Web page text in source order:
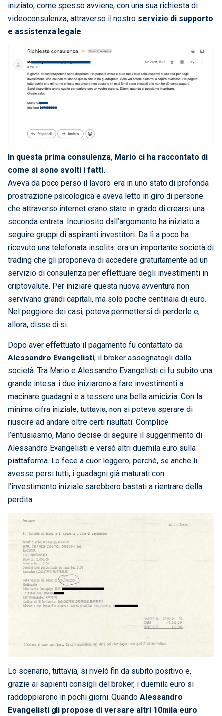
iniziato, come spesso avviene, con una sua richiesta di
videoconsulenza, attraverso il nostro servizio di supporto
e assistenza legale.
In questa prima consulenza, Mario ci ha raccontato di
come si sono svolti i fatti.
Aveva da poco perso il lavoro, era in uno stato di profonda
prostrazione psicologica e aveva letto in giro di persone
che attraverso internet erano state in grado di crearsi una
seconda entrata. Incuriosito dall’argomento ha iniziato a
seguire gruppi di aspiranti investitori. Da lì a poco ha
ricevuto una telefonata insolita: era un importante società di
trading che gli proponeva di accedere gratuitamente ad un
servizio di consulenza per effettuare degli investimenti in
criptovalute. Per iniziare questa nuova avventura non
servivano grandi capitali, ma solo poche centinaia di euro.
Nel peggiore dei casi, poteva permettersi di perderle e,
allora, disse di si.
Dopo aver effettuato il pagamento fu contattato da
Alessandro Evangelisti, il broker assegnatogli dalla
società. Tra Mario e Alessandro Evangelisti ci fu subito una
grande intesa: i due iniziarono a fare investimenti a
macinare guadagni e a tessere una bella amicizia. Con la
minima cifra iniziale, tuttavia, non si poteva sperare di
riuscire ad andare oltre certi risultati. Complice
l’entusiasmo, Mario decise di seguire il suggerimento di
Alessandro Evangelisti e versò altri duemila euro sulla
piattaforma. Lo fece a cuor leggero, perché, se anche li
avesse persi tutti, i guadagni già maturati con
l’investimento iniziale sarebbero bastati a rientrare della
perdita.
Lo scenario, tuttavia, si rivelò fin da subito positivo e,
grazie ai sapienti consigli del broker, i duemila euro si
raddoppiarono in pochi giorni. Quando Alessandro
Evangelisti gli propose di versare altri 10mila euro